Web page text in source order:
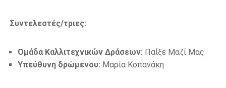
Συντελεστές/τριες:
Ομάδα Καλλιτεχνικών Δράσεων: Παίξε Μαζί Μας
Υπεύθυνη δρώμενου: Μαρία Κοπανάκη